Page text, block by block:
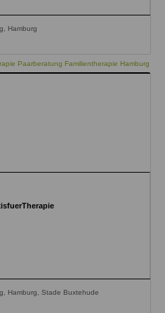
Hamburg
Paarberatung Familientherapie Hamburg
Hamburg, Stade Buxtehude